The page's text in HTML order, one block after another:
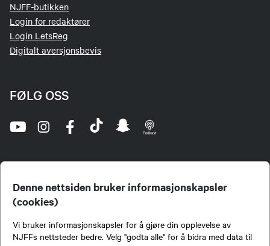
Denne nettsiden bruker informasjonskapsler
(cookies)
Vi bruker informasjonskapsler for å gjøre din opplevelse av
NJFFs nettsteder bedre. Velg "godta alle" for å bidra med data til
NJFF-butikken
Login for redaktører
Login LetsReg
Digitalt aversjonsbevis
FØLG OSS
jegere og sportsfiskere og et av de viktigste miljøene for formidling av kunnskap om jakt og
fiske i Norge. Vi er en partipolitisk nøytral organisasjon, men har et sterkt jakt-, fiske-, og